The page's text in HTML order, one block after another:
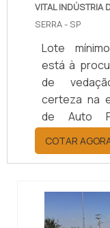
VITAL INDÚSTRIA
SERRA - SP
Lote
está à
de
certeza na
de Auto
empresa da
questão é
vedação,
COTAR